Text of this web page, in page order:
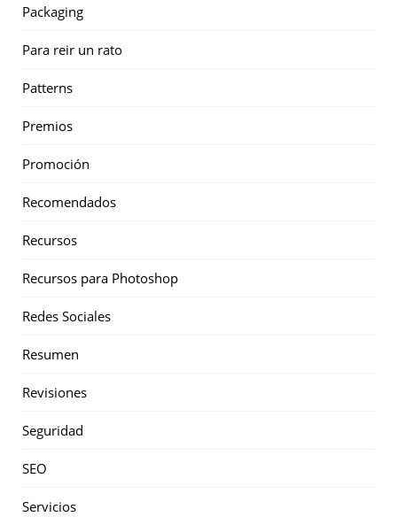
Packaging
Para reir un rato
Patterns
Premios
Promoción
Recomendados
Recursos
Recursos para Photoshop
Redes Sociales
Resumen
Revisiones
Seguridad
SEO
Servicios